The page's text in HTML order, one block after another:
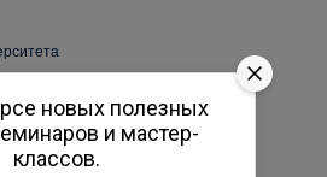
консультирование
йогой
новых полезных
и мастер-
классов.